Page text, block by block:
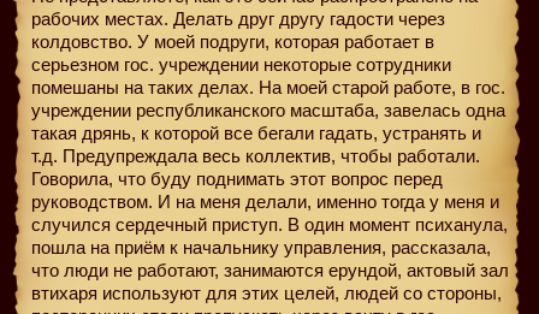
рабочих местах. Делать друг другу гадости через
колдовство. У моей подруги, которая работает в
серьезном гос. учреждении некоторые сотрудники
помешаны на таких делах. На моей старой работе, в гос.
учреждении республиканского масштаба, завелась одна
такая дрянь, к которой все бегали гадать, устранять и
т.д. Предупреждала весь коллектив, чтобы работали.
Говорила, что буду поднимать этот вопрос перед
руководством. И на меня делали, именно тогда у меня и
случился сердечный приступ. В один момент психанула,
пошла на приём к начальнику управления, рассказала,
что люди не работают, занимаются ерундой, актовый зал
втихаря используют для этих целей, людей со стороны,